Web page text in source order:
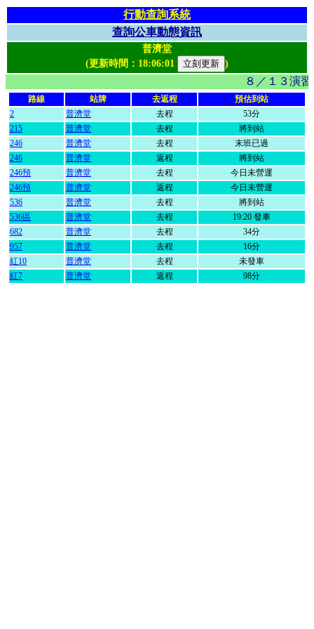
行動查詢系統
查詢公車動態資訊
普濟堂
(更新時間： 18:06:01 )
８／１３演
路線 站牌 去返程
預估到站
2
普濟堂 去程
53分
215
普濟堂 去程
將到站
246
普濟堂 去程
末班已過
246
普濟堂 返程
將到站
246預
普濟堂 去程
今日未營運
246預
普濟堂 返程
今日未營運
536
普濟堂 去程
將到站
536區
普濟堂 去程
19:20 發車
682
普濟堂 去程
34分
957
普濟堂 去程
16分
紅10
普濟堂 去程
未發車
紅7
普濟堂 返程 98分